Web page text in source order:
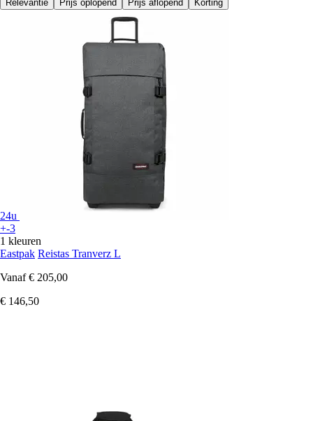
Relevantie Prijs oplopend Prijs aflopend Korting
24u
+-3
1 kleuren
Eastpak Reistas Tranverz L
Vanaf € 205,00
€ 146,50